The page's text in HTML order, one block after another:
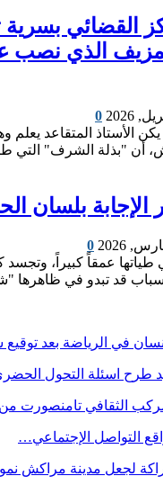
القضائي
الذي نصب
0
- المحور 24 ​لم يكن الأستاذ المتقاعد
أن "بذلة الشرف" التي
الإجابة بلسان
0
طياتها عمقاً كبيراً،
قد تبدو في ظاهرها
في الرياضة بعد
طرح اسئلة التحول
الثقافي تامنصورت
التواصل الإجتماعي…
لجعل مدينة مراكش